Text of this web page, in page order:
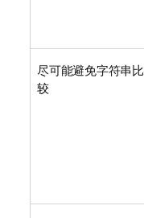
尽可能避免字符串比
较